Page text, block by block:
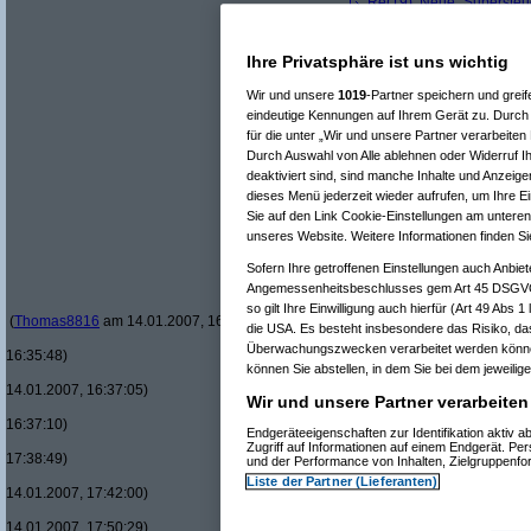
Re(22): Neue
Re(22): Neue
Re(23): Neue
Re(24):
(Thomas8816 am 14.01.2007, 16:34:31)
16:35:48)
14.01.2007, 16:37:05)
16:37:10)
17:38:49)
14.01.2007, 17:42:00)
14.01.2007, 17:50:29)
Ihre Privatsphäre ist uns wichtig
Wir und unsere 1019-Partner speichern und
eindeutige Kennungen auf Ihrem Gerät zu.
für die unter „Wir und unsere Partner
Durch Auswahl von Alle ablehnen oder Widerruf
deaktiviert sind, sind manche Inhalte und
dieses Menü jederzeit wieder aufrufen, um Ihre
Sie auf den Link Cookie-Einstellungen am
unseres Website. Weitere Informationen finden
Sofern Ihre getroffenen Einstellungen auch
Angemessenheitsbeschlusses gem Art 45
so gilt Ihre Einwilligung auch hierfür (Art 49 Abs
die USA. Es besteht insbesondere das Risiko,
Überwachungszwecken verarbeitet werden
können Sie abstellen, in dem Sie bei dem
Wir und unsere Partner
Endgeräteeigenschaften zur Identifikation aktiv
Zugriff auf Informationen auf einem Endgerät.
und der Performance von Inhalten,
Liste der Partner (Lieferanten)